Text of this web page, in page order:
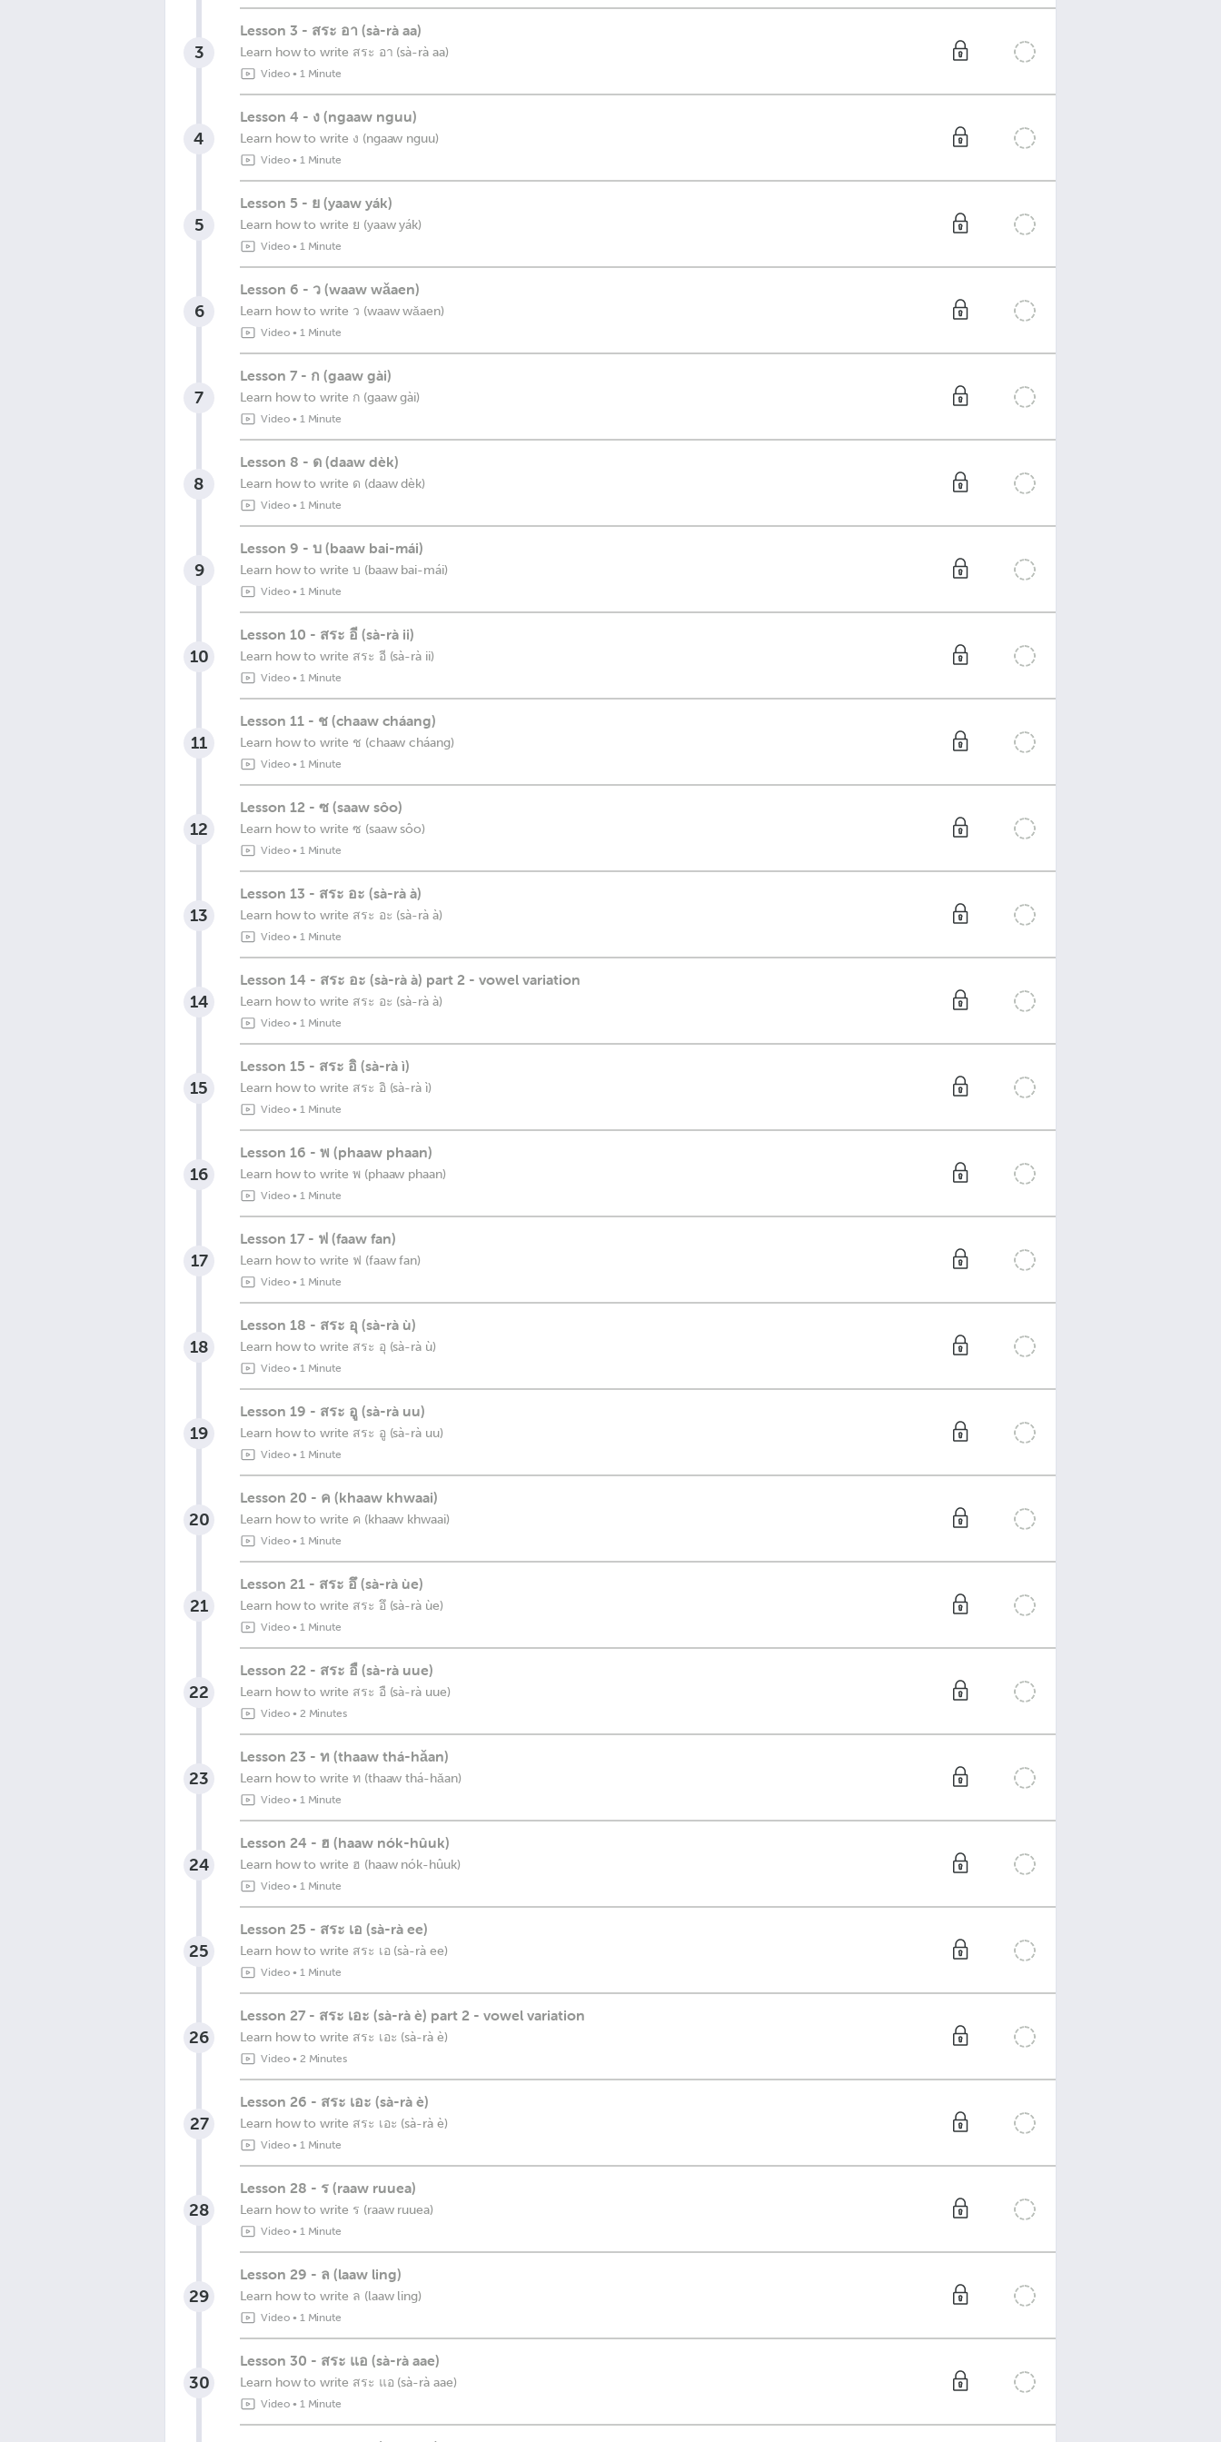
3
Lesson 3 - สระ อา (sà-rà aa)
Learn how to write สระ อา (sà-rà aa)
Video• 1 Minute
4
Lesson 4 - ง (ngaaw nguu)
Learn how to write ง (ngaaw nguu)
Video• 1 Minute
5
Lesson 5 - ย (yaaw yák)
Learn how to write ย (yaaw yák)
Video• 1 Minute
6
Lesson 6 - ว (waaw wǎaen)
Learn how to write ว (waaw wǎaen)
Video• 1 Minute
7
Lesson 7 - ก (gaaw gài)
Learn how to write ก (gaaw gài)
Video• 1 Minute
8
Lesson 8 - ด (daaw dèk)
Learn how to write ด (daaw dèk)
Video• 1 Minute
9
Lesson 9 - บ (baaw bai-mái)
Learn how to write บ (baaw bai-mái)
Video• 1 Minute
10
Lesson 10 - สระ อี (sà-rà ii)
Learn how to write สระ อี (sà-rà ii)
Video• 1 Minute
11
Lesson 11 - ช (chaaw cháang)
Learn how to write ช (chaaw cháang)
Video• 1 Minute
12
Lesson 12 - ซ (saaw sôo)
Learn how to write ซ (saaw sôo)
Video• 1 Minute
13
Lesson 13 - สระ อะ (sà-rà à)
Learn how to write สระ อะ (sà-rà à)
Video• 1 Minute
14
Lesson 14 - สระ อะ (sà-rà à) part 2 - vowel variation
Learn how to write สระ อะ (sà-rà à)
Video• 1 Minute
15
Lesson 15 - สระ อิ (sà-rà ì)
Learn how to write สระ อิ (sà-rà ì)
Video• 1 Minute
16
Lesson 16 - พ (phaaw phaan)
Learn how to write พ (phaaw phaan)
Video• 1 Minute
17
Lesson 17 - ฟ (faaw fan)
Learn how to write ฟ (faaw fan)
Video• 1 Minute
18
Lesson 18 - สระ อุ (sà-rà ù)
Learn how to write สระ อุ (sà-rà ù)
Video• 1 Minute
19
Lesson 19 - สระ อู (sà-rà uu)
Learn how to write สระ อู (sà-rà uu)
Video• 1 Minute
20
Lesson 20 - ค (khaaw khwaai)
Learn how to write ค (khaaw khwaai)
Video• 1 Minute
21
Lesson 21 - สระ อึ (sà-rà ùe)
Learn how to write สระ อึ (sà-rà ùe)
Video• 1 Minute
22
Lesson 22 - สระ อื (sà-rà uue)
Learn how to write สระ อื (sà-rà uue)
Video• 2 Minutes
23
Lesson 23 - ท (thaaw thá-hǎan)
Learn how to write ท (thaaw thá-hǎan)
Video• 1 Minute
24
Lesson 24 - ฮ (haaw nók-hûuk)
Learn how to write ฮ (haaw nók-hûuk)
Video• 1 Minute
25
Lesson 25 - สระ เอ (sà-rà ee)
Learn how to write สระ เอ (sà-rà ee)
Video• 1 Minute
26
Lesson 27 - สระ เอะ (sà-rà è) part 2 - vowel variation
Learn how to write สระ เอะ (sà-rà è)
Video• 2 Minutes
27
Lesson 26 - สระ เอะ (sà-rà è)
Learn how to write สระ เอะ (sà-rà è)
Video• 1 Minute
28
Lesson 28 - ร (raaw ruuea)
Learn how to write ร (raaw ruuea)
Video• 1 Minute
29
Lesson 29 - ล (laaw ling)
Learn how to write ล (laaw ling)
Video• 1 Minute
30
Lesson 30 - สระ แอ (sà-rà aae)
Learn how to write สระ แอ (sà-rà aae)
Video• 1 Minute